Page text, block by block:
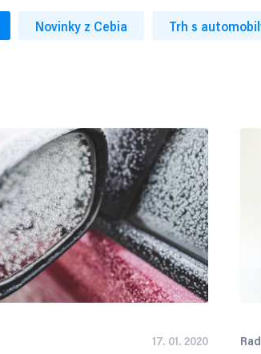
Novinky z Cebia Trh s
17. 01. 2020